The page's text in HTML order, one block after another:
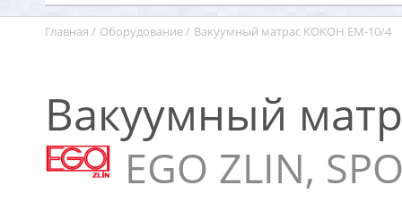
Главная / Оборудование / Вакуумный матрас КОКОН EM-10/4
Вакуумный
EGO ZLIN,